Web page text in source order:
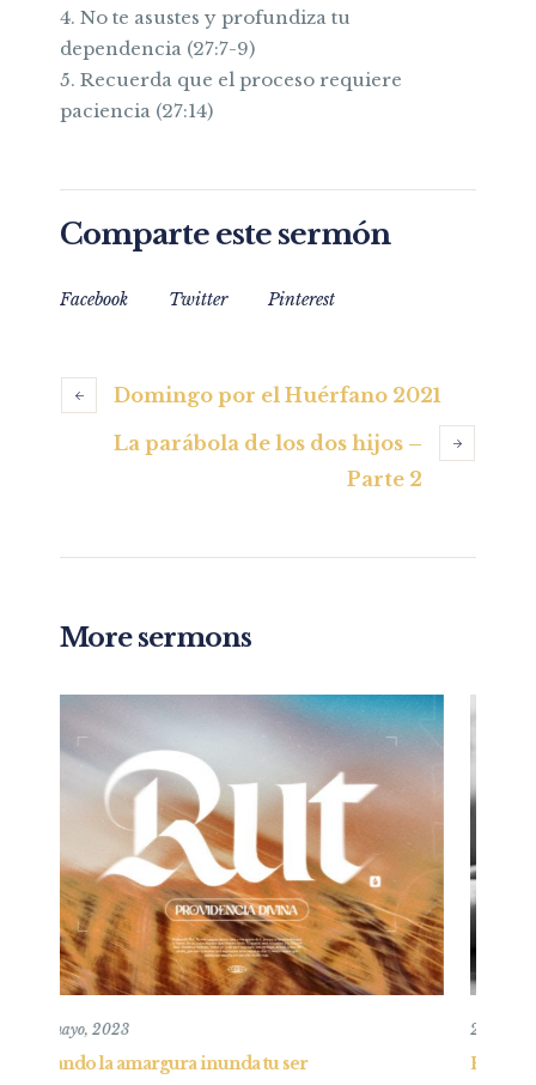
4. No te asustes y profundiza tu
dependencia (27:7-9)
5. Recuerda que el proceso requiere
paciencia (27:14)
Comparte este sermón
Facebook Twitter Pinterest
Domingo por el Huérfano 2021
La parábola de los dos hijos –
Parte 2
More sermons
Entendiendo y practicando el perdón bíblico –